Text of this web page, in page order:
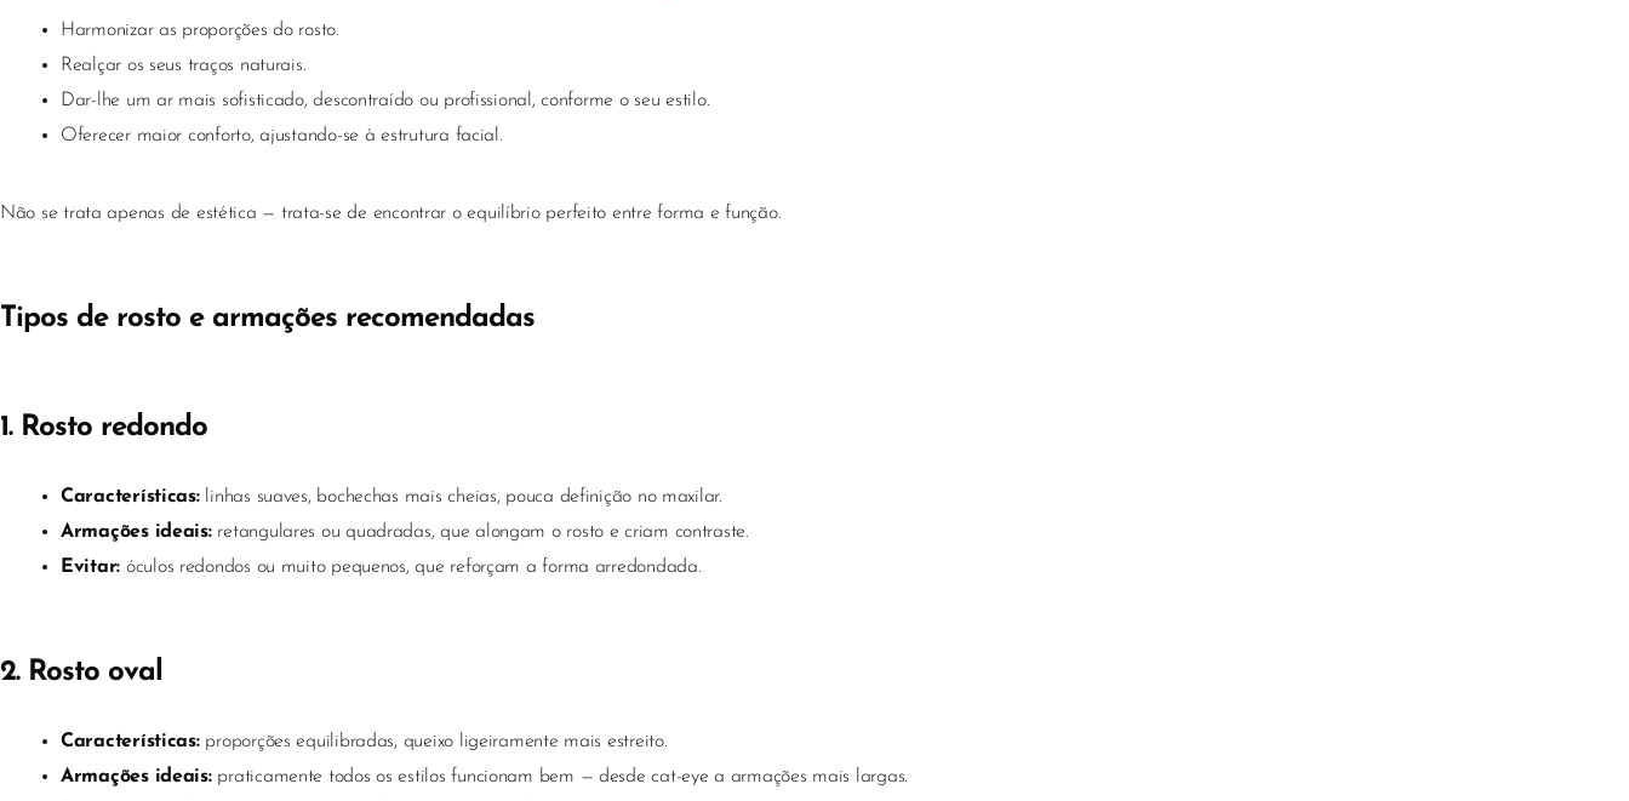
Harmonizar as proporções do rosto.
Realçar os seus traços naturais.
Dar-lhe um ar mais sofisticado, descontraído ou profissional, conforme o seu estilo.
Oferecer maior conforto, ajustando-se à estrutura facial.
Não se trata apenas de estética — trata-se de encontrar o equilíbrio perfeito entre forma e função.
Tipos de rosto e armações recomendadas
1. Rosto redondo
Características:linhas suaves, bochechas mais cheias, pouca definição no maxilar.
Armações ideais:retangulares ou quadradas, que alongam o rosto e criam contraste.
Evitar: óculos redondos ou muito pequenos, que reforçam a forma arredondada.
2. Rosto oval
Características:proporções equilibradas, queixo ligeiramente mais estreito.
Armações ideais:praticamente todos os estilos funcionam bem — desde cat-eye a armações mais largas.